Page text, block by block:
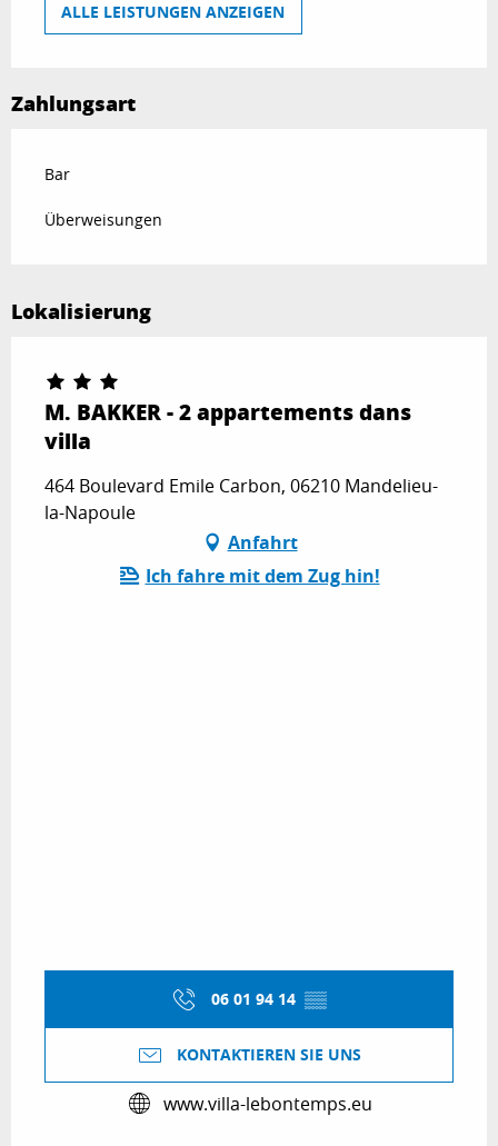
ALLE LEISTUNGEN ANZEIGEN
Zahlungsart
Bar
Überweisungen
Lokalisierung
M. BAKKER - 2 appartements dans
villa
464 Boulevard Emile Carbon, 06210 Mandelieu-
la-Napoule
Anfahrt
Ich fahre mit dem Zug hin!
06 01 94 14 ▒▒
KONTAKTIEREN SIE UNS
www.villa-lebontemps.eu